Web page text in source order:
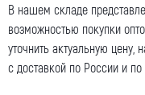
В нашем складе
возможностью покупки
уточнить актуальную цену,
с доставкой по России и